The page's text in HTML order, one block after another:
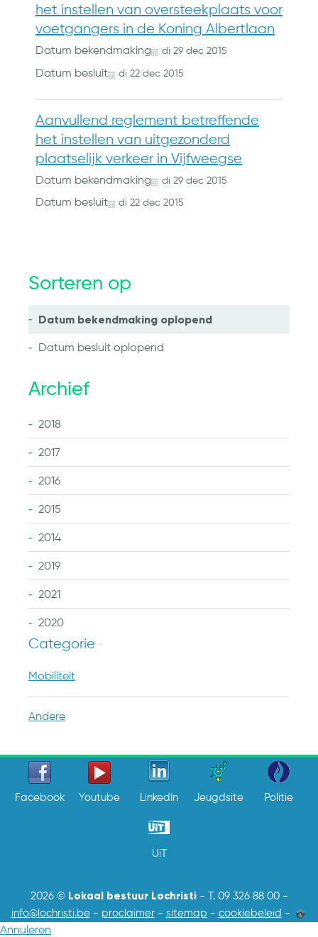
het instellen van oversteekplaats voor
voetgangers in de Koning Albertlaan
Datum bekendmaking di 29 dec 2015
Datum besluit di 22 dec 2015
Aanvullend reglement betreffende
het instellen van uitgezonderd
plaatselijk verkeer in Vijfweegse
Datum bekendmaking di 29 dec 2015
Datum besluit di 22 dec 2015
Sorteren op
Datum bekendmaking oplopend
Datum besluit oplopend
Archief
2018
2017
2016
2015
2014
2019
2021
2020
Categorie
Mobiliteit
Andere
Facebook Youtube LinkedIn Jeugdsite Politie
UiT
2026 © Lokaal bestuur Lochristi - T. 09 326 88 00-
info@lochristi.be- proclaimer- sitemap - cookiebeleid -
Annuleren